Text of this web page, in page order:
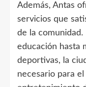
Además, Antas
servicios que
de la
educación hasta
deportivas, la
necesario para el